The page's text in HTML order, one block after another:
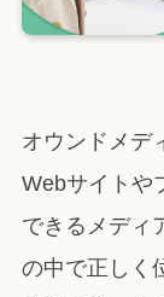
オウンドメデ
Webサイトや
できるメディ
の中で正しく